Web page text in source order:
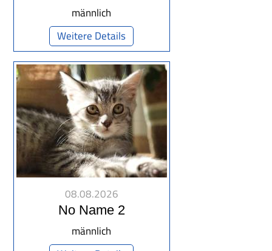
männlich
Weitere Details
08.08.2026
No Name 2
männlich